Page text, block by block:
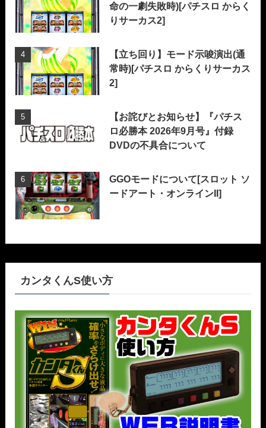
命の一劇失敗時)[パチスロ からく
りサーカス2]
【立ち回り】モード示唆演出(通
常時)[パチスロ からくりサーカス
2]
【お詫びとお知らせ】『パチス
ロ必勝本 2026年9月号』付録
DVDの不具合について
GGOモードについて[スロット ソ
ードアート・オンラインII]
カンタくんS使い方